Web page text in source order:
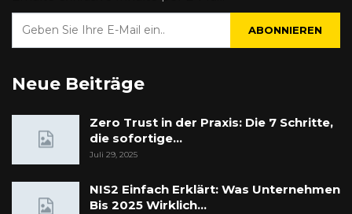
ABONNIEREN
Neue Beiträge
Zero Trust in der Praxis: Die 7 Schritte,
die sofortige…
Juli 29, 2025
NIS2 Einfach Erklärt: Was Unternehmen
Bis 2025 Wirklich…